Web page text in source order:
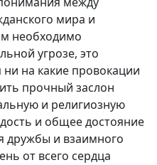
мира и
необходимо
угрозе, это
на какие провокации
прочный заслон
и религиозную
и общее достояние
дружбы и взаимного
от всего сердца